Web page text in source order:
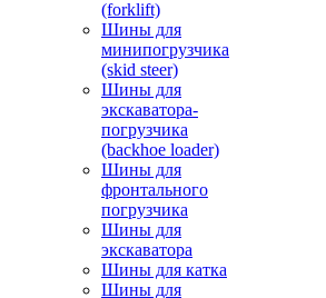
(forklift)
Шины для
минипогрузчика
(skid steer)
Шины для
экскаватора-
погрузчика
(backhoe loader)
Шины для
фронтального
погрузчика
Шины для
экскаватора
Шины для катка
Шины для